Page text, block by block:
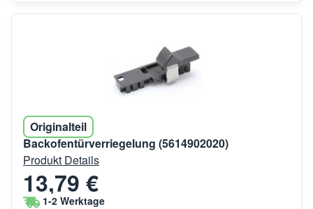
Originalteil
Backofentürverriegelung (5614902020)
Produkt Details
13,79 €
1-2 Werktage